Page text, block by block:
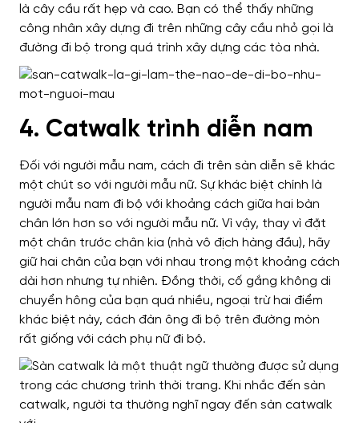
là cây cầu rất hẹp và cao. Bạn có thể thấy những
công nhân xây dựng đi trên những cây cầu nhỏ gọi là
đường đi bộ trong quá trình xây dựng các tòa nhà.
4. Catwalk trình diễn nam
Đối với người mẫu nam, cách đi trên sàn diễn sẽ khác
một chút so với người mẫu nữ. Sự khác biệt chính là
người mẫu nam đi bộ với khoảng cách giữa hai bàn
chân lớn hơn so với người mẫu nữ. Vì vậy, thay vì đặt
một chân trước chân kia (nhà vô địch hàng đầu), hãy
giữ hai chân của bạn với nhau trong một khoảng cách
dài hơn nhưng tự nhiên. Đồng thời, cố gắng không di
chuyển hông của bạn quá nhiều, ngoại trừ hai điểm
khác biệt này, cách đàn ông đi bộ trên đường mòn
rất giống với cách phụ nữ đi bộ.